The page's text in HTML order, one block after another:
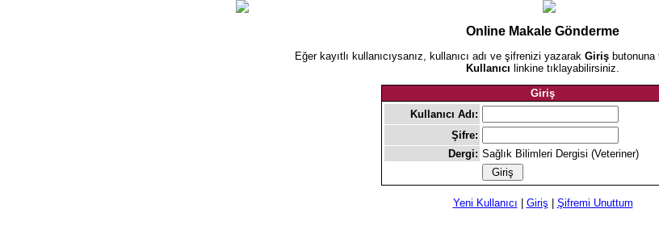
Online Makale Gönderme
Eğer kayıtlı kullanıcıysanız, kullanıcı adı ve şifrenizi yazarak Giriş butonuna
Kullanıcı linkine tıklayabilirsiniz.
Giriş
Kullanıcı Adı:
Şifre:
Dergi: Sağlık Bilimleri Dergisi (Veteriner)
Yeni Kullanıcı | Giriş | Şifremi Unuttum